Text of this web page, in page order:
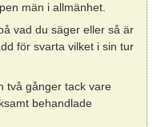
män i allmänhet.
vad du säger eller så är
för svarta vilket i sin tur
två gånger tack vare
behandlade